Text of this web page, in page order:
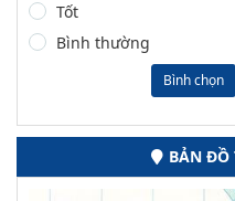
Tốt
Bình thường
Bình chọn
BẢN ĐỒ